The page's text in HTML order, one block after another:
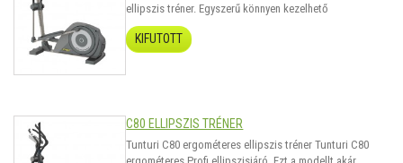
ellipszis tréner. Egyszerű könnyen kezelhető
ergométeres ellipszisjáró, 34kg-os lendítő tömeg, mely
350watt-ig szabályozható. 121 programmal és színes
LCD kijelzővel szerelve. Mindenki megtalálja a
KIFUTOTT
C80 ELLIPSZIS TRÉNER
Tunturi C80 ergométeres ellipszis tréner Tunturi C80